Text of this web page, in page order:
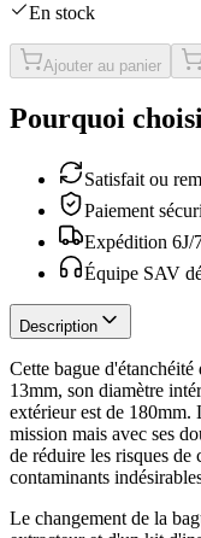
En stock
Ajouter au panier
Pourquoi
Satisfait ou
Paiement
Expédition 6J/
Équipe SAV
Description
Cette bague
13mm, son diamètre
extérieur est de 180mm.
mission mais avec ses
de réduire les risques de
contaminants
Le changement de la